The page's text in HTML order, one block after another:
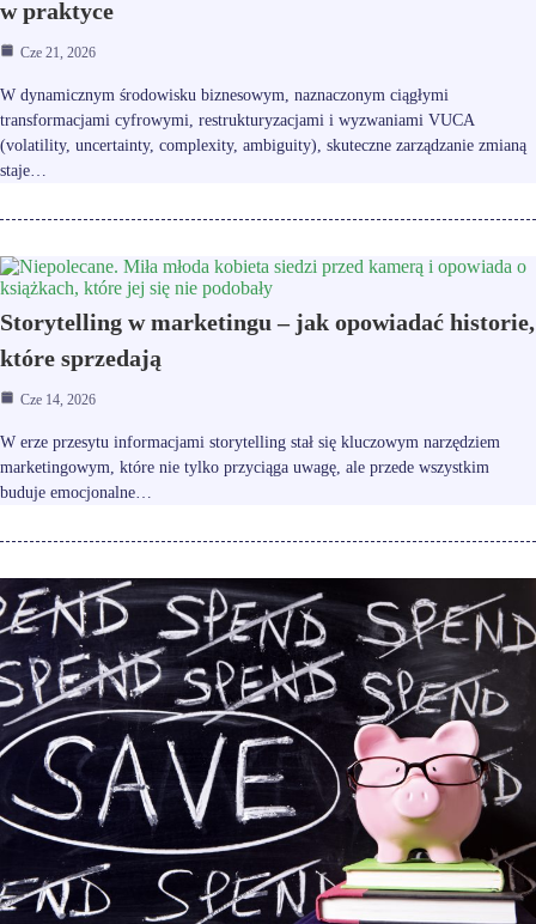
w praktyce
Cze 21, 2026
W dynamicznym środowisku biznesowym, naznaczonym ciągłymi
transformacjami cyfrowymi, restrukturyzacjami i wyzwaniami VUCA
(volatility, uncertainty, complexity, ambiguity), skuteczne zarządzanie zmianą
staje…
Storytelling w marketingu – jak opowiadać historie,
które sprzedają
Cze 14, 2026
W erze przesytu informacjami storytelling stał się kluczowym narzędziem
marketingowym, które nie tylko przyciąga uwagę, ale przede wszystkim
buduje emocjonalne…